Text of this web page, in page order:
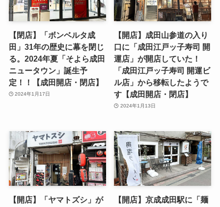
【閉店】「ボンベルタ成
田」31年の歴史に幕を閉じ
る。2024年夏「そよら成田
ニュータウン」誕生予
定！！【成田開店・閉店】
2024年1月17日
【開店】成田山参道の入り
口に「成田江戸ッ子寿司 開
運店」が開店していた！
「成田江戸ッ子寿司 開運ビ
ル店」から移転したようで
す【成田開店・閉店】
2024年1月13日
【開店】「ヤマトズシ」が 【開店】京成成田駅に「麺